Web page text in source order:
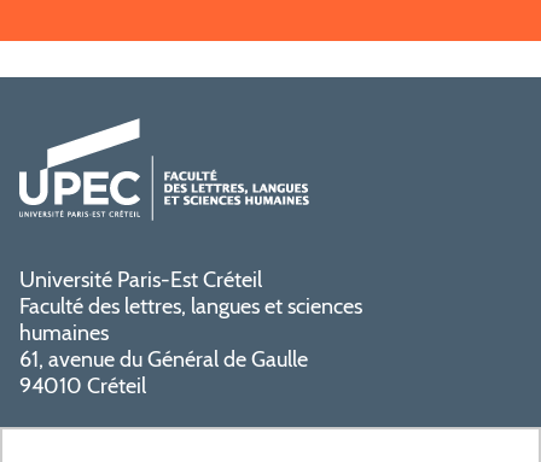
Université Paris-Est Créteil
Faculté des lettres, langues et sciences
humaines
61, avenue du Général de Gaulle
94010 Créteil